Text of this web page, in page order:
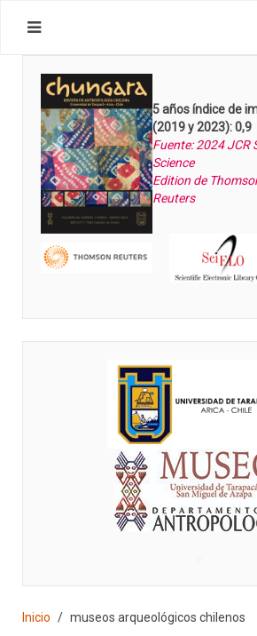
5 años índice de
(2019 y 2023): 0,9
Fuente: 2024 JCR
Science
Edition de
Reuters
Inicio museos arqueológicos chilenos